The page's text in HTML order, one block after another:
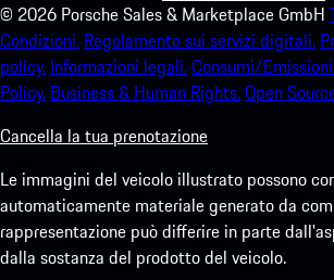
© 2026 Porsche Sales & Marketplace GmbH
Condizioni. Regolamento sui servizi digitali.
policy. Informazioni legali.Consumi/
Policy. Business & Human Rights.Open
Cancella la tua prenotazione
Le immagini del veicolo illustrato possono
automaticamente materiale generato da
rappresentazione può differire in parte
dalla sostanza del prodotto del veicolo.